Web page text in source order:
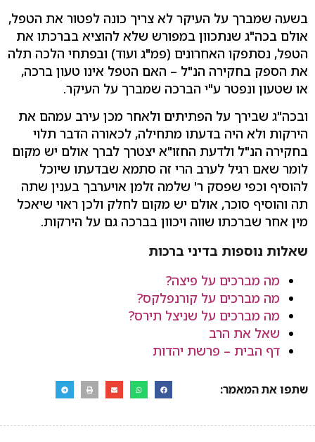
בשעה שמברך על העיקר לא צריך כונה לפטור את הטפל,
אולם בכה"ג שנתכוון במפורש שלא להוציא בברכתו את
הטפל, נסתפקו האחרונים (פמ"ג ועוד) ובפתחי הלכה תלה
את הספק בחקירה הנ"ל – האם הטפל אינו טעון ברכה,
או שטעון ונפטר ע"י הברכה שמברך על העיקר.
ובכה"ג שבירך על הפתיתים ולאחר מכן עירב עמהם את
הירקות ולא היה בדעתו מתחילה, לכאורה הדבר תלוי
בחקירה הנ"ל ולדעת החזו"א יצטרך לברך אולם יש מקום
לומר שאם רגיל לערב הרי זה סתמא שבדעתו שיוכל
להוסיף וכפי שפסק ר' שלמה זלמן אויערבך בענין שתה
תה והוסיף סוכר, אולם יש מקום לחלק ולכן ראוי שיאכל
מין אחר שברכתו שווה ויכוון בברכה גם על הירקות.
שאלות נוספות בדיני ברכות
מה מברכים על פיצה?
מה מברכים על קורנפלקס?
מה מברכים על שניצל תירס?
שאל את הרב
דף הבית – פרשת יהדות
שתפו את המאמר: